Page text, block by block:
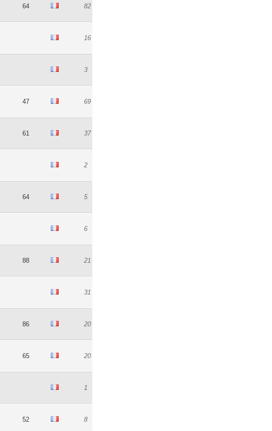
64 82
16
3
47 69
61 37
2
64 5
6
88 21
31
86 20
65 20
1
52 8